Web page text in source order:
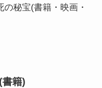
秘宝(書籍・映画・
籍)